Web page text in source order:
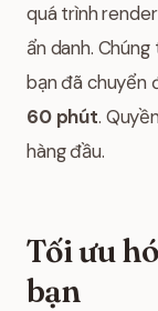
quá trình
ẩn danh.
bạn đã chuyển
60 phút.
hàng đầu.
Tối ưu
bạn